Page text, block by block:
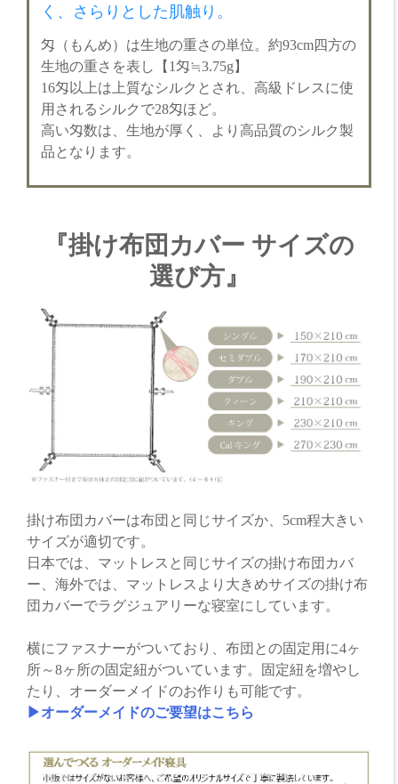
く、さらりとした肌触り。
匁（もんめ）は生地の重さの単位。約93cm四方の
生地の重さを表し【1匁≒3.75g】
16匁以上は上質なシルクとされ、高級ドレスに使
用されるシルクで28匁ほど。
高い匁数は、生地が厚く、より高品質のシルク製
品となります。
『掛け布団カバー サイズの
選び方』
掛け布団カバーは布団と同じサイズか、5cm程大きい
サイズが適切です。
日本では、マットレスと同じサイズの掛け布団カバ
ー、海外では、マットレスより大きめサイズの掛け布
団カバーでラグジュアリーな寝室にしています。
横にファスナーがついており、布団との固定用に4ヶ
所～8ヶ所の固定紐がついています。固定紐を増やし
たり、オーダーメイドのお作りも可能です。
▶オーダーメイドのご要望はこちら